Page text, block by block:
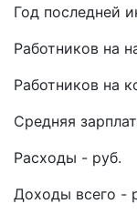
Год последней
Работников на
Работников на
Средняя
Расходы - руб.
Доходы всего -